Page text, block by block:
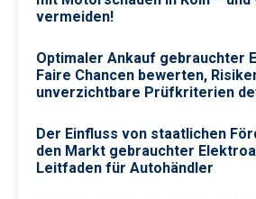
vermeiden!
Optimaler Ankauf gebrauchter
Faire Chancen bewerten,
unverzichtbare Prüfkriterien
Der Einfluss von staatlichen
den Markt gebrauchter
Leitfaden für Autohändler